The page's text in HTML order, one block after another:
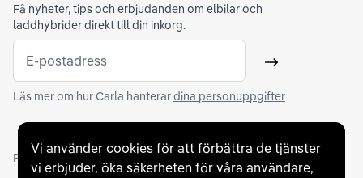
Vi använder cookies för att förbättra de tjänster
vi erbjuder, öka säkerheten för våra användare,
Få nyheter, tips och erbjudanden om elbilar och
laddhybrider direkt till din inkorg.
E-postadress Skicka
Läs mer om hur Carla hanterardina personuppgifter
Partners och betallösningar